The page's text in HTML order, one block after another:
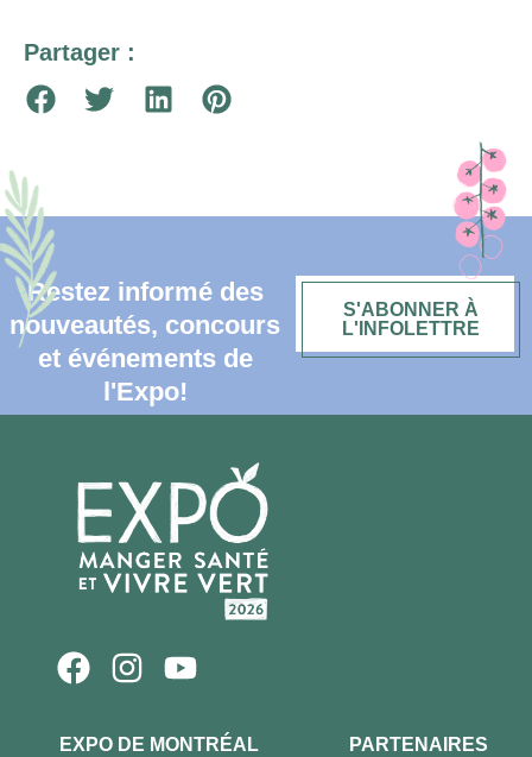
Partager :
Restez informé des
nouveautés, concours
et événements de
l'Expo!
S'ABONNER À
L'INFOLETTRE
EXPO DE MONTRÉAL
PARTENAIRES